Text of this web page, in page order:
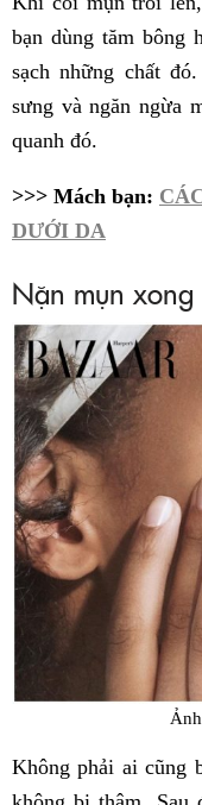
bạn dùng tăm bông
sạch những chất
sưng và ngăn ngừa
quanh đó.
>>> Mách bạn:
DƯỚI DA
Nặn mụn
Không phải ai cũng